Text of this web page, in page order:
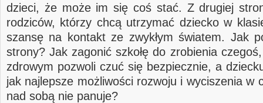
dzieci, że może im się coś stać. Z drugiej
rodziców, którzy chcą utrzymać dziecko w
szansę na kontakt ze zwykłym światem. Jak
strony? Jak zagonić szkołę do zrobienia
zdrowym pozwoli czuć się bezpiecznie, a
jak najlepsze możliwości rozwoju i wyciszenia w
nad sobą nie panuje?